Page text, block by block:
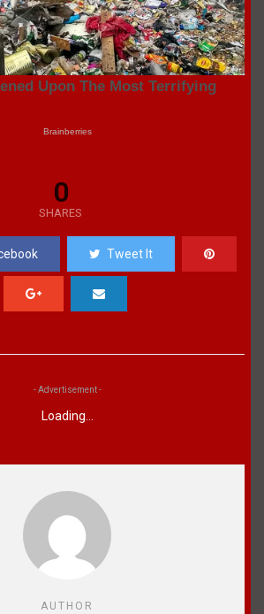
0
SHARES
Tweet It
- Advertisement -
Loading...
AUTHOR